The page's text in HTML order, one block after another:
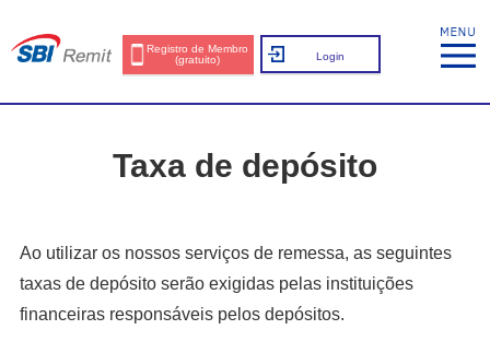
Registro de Membro
(gratuito)
Login
Taxa de depósito
Ao utilizar os nossos serviços de remessa, as seguintes
taxas de depósito serão exigidas pelas instituições
financeiras responsáveis pelos depósitos.